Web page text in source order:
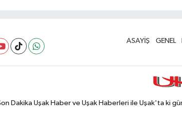
ASAYİŞ GENEL
Dakika Uşak Haber ve Uşak Haberleri ile Uşak'ta ki